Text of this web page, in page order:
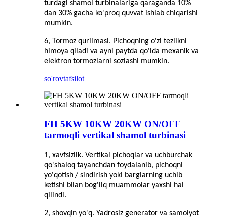
turdagi shamol turbinalariga qaraganda 10%
dan 30% gacha ko'proq quvvat ishlab chiqarishi
mumkin.
6, Tormoz qurilmasi. Pichoqning o'zi tezlikni
himoya qiladi va ayni paytda qo'lda mexanik va
elektron tormozlarni sozlashi mumkin.
so'rovtafsilot
FH 5KW 10KW 20KW ON/OFF
tarmoqli vertikal shamol turbinasi
1, xavfsizlik. Vertikal pichoqlar va uchburchak
qo'shaloq tayanchdan foydalanib, pichoqni
yo'qotish / sindirish yoki barglarning uchib
ketishi bilan bog'liq muammolar yaxshi hal
qilindi.
2, shovqin yo'q. Yadrosiz generator va samolyot